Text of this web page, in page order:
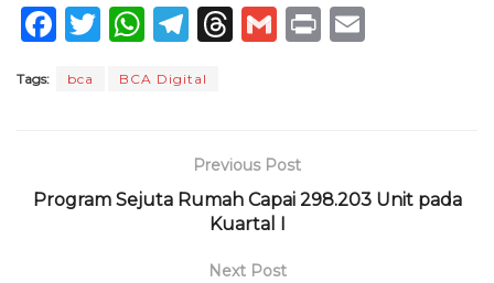
F
c
o
T
it
W
a
p
T
e
ra
m
T
d
s
G P
Tags: bca BCA Digital
Previous Post
Program Sejuta Rumah Capai 298.203 Unit pada
Kuartal I
Next Post